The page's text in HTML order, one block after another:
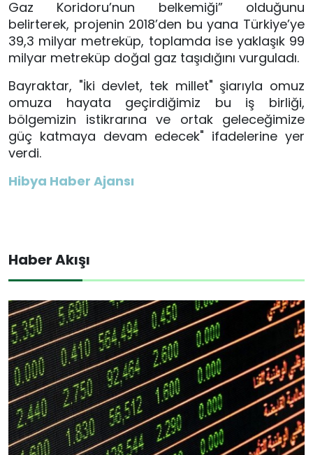
Gaz Koridoru’nun belkemiği” olduğunu
belirterek, projenin 2018’den bu yana Türkiye’ye
39,3 milyar metreküp, toplamda ise yaklaşık 99
milyar metreküp doğal gaz taşıdığını vurguladı.
Bayraktar, "İki devlet, tek millet" şiarıyla omuz
omuza hayata geçirdiğimiz bu iş birliği,
bölgemizin istikrarına ve ortak geleceğimize
güç katmaya devam edecek" ifadelerine yer
verdi.
Hibya Haber Ajansı
Haber Akışı